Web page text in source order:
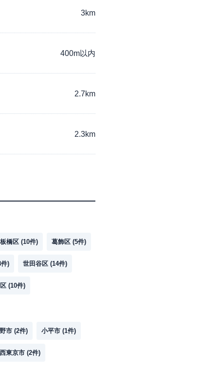
3km
400m以内
2.7km
2.3km
板橋区 (10件) 葛飾区 (5件)
件) 世田谷区 (14件)
(10件)
市 (2件) 小平市 (1件)
西東京市 (2件)